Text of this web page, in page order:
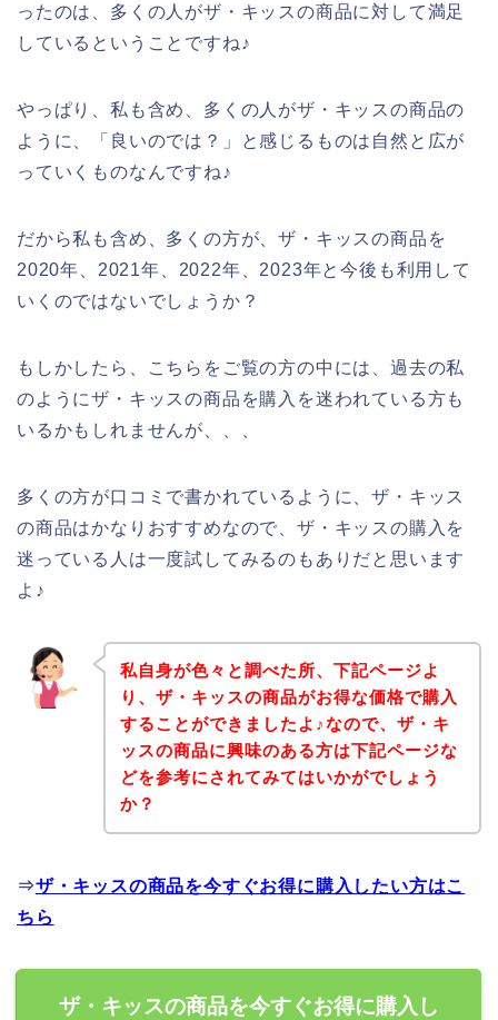
ったのは、多くの人がザ・キッスの商品に対して満足
しているということですね♪
やっぱり、私も含め、多くの人がザ・キッスの商品の
ように、「良いのでは？」と感じるものは自然と広が
っていくものなんですね♪
だから私も含め、多くの方が、ザ・キッスの商品を
2020年、2021年、2022年、2023年と今後も利用して
いくのではないでしょうか？
もしかしたら、こちらをご覧の方の中には、過去の私
のようにザ・キッスの商品を購入を迷われている方も
いるかもしれませんが、、、
多くの方が口コミで書かれているように、ザ・キッス
の商品はかなりおすすめなので、ザ・キッスの購入を
迷っている人は一度試してみるのもありだと思います
よ♪
私自身が色々と調べた所、下記ページよ
り、ザ・キッスの商品がお得な価格で購入
することができましたよ♪なので、ザ・キ
ッスの商品に興味のある方は下記ページな
どを参考にされてみてはいかがでしょう
か？
⇒ザ・キッスの商品を今すぐお得に購入したい方はこ
ちら
ザ・キッスの商品を今すぐお得に購入し